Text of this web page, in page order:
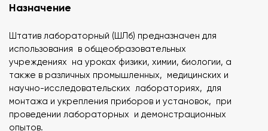
Назначение
Штатив лабораторный (ШЛб) предназначен для
использования в общеобразовательных
учреждениях на уроках физики, химии, биологии, а
также в различных промышленных, медицинских и
научно-исследовательских лабораториях, для
монтажа и укрепления приборов и установок, при
проведении лабораторных и демонстрационных
опытов.